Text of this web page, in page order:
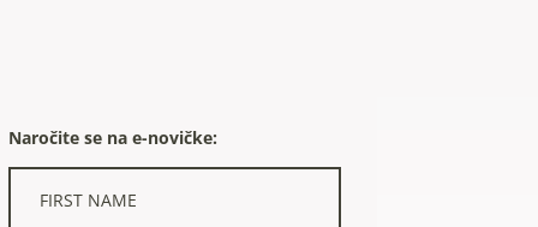
Naročite se na e-novičke: